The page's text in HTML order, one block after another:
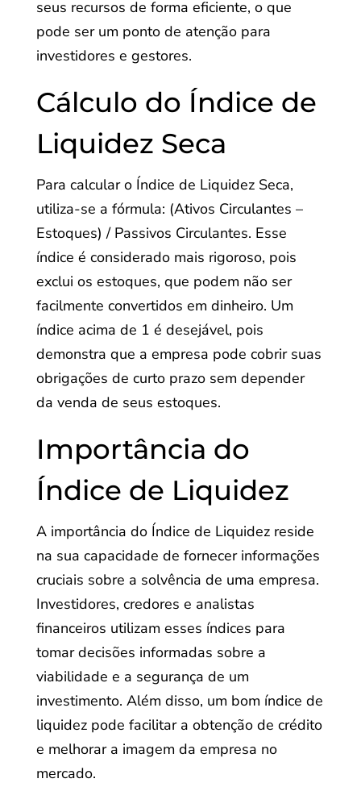
seus recursos de forma eficiente, o que
pode ser um ponto de atenção para
investidores e gestores.
Cálculo do Índice de
Liquidez Seca
Para calcular o Índice de Liquidez Seca,
utiliza-se a fórmula: (Ativos Circulantes –
Estoques) / Passivos Circulantes. Esse
índice é considerado mais rigoroso, pois
exclui os estoques, que podem não ser
facilmente convertidos em dinheiro. Um
índice acima de 1 é desejável, pois
demonstra que a empresa pode cobrir suas
obrigações de curto prazo sem depender
da venda de seus estoques.
Importância do
Índice de Liquidez
A importância do Índice de Liquidez reside
na sua capacidade de fornecer informações
cruciais sobre a solvência de uma empresa.
Investidores, credores e analistas
financeiros utilizam esses índices para
tomar decisões informadas sobre a
viabilidade e a segurança de um
investimento. Além disso, um bom índice de
liquidez pode facilitar a obtenção de crédito
e melhorar a imagem da empresa no
mercado.